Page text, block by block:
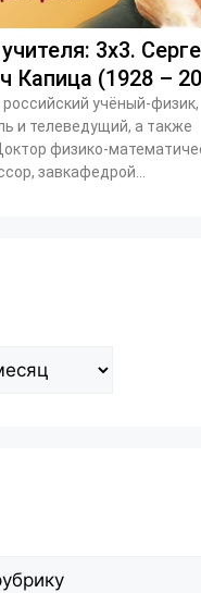
3х3.
Капица (1928 –
российский учёный-физик,
и телеведущий, а также
физико-
завкафедрой...